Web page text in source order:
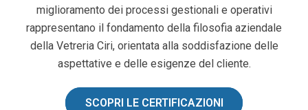
miglioramento dei processi gestionali e operativi
rappresentano il fondamento della filosofia aziendale
della Vetreria Ciri, orientata alla soddisfazione delle
aspettative e delle esigenze del cliente.
SCOPRI LE CERTIFICAZIONI